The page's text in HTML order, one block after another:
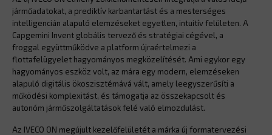
járműadatokat, a prediktív karbantartást és a mesterséges
intelligencián alapuló elemzéseket egyetlen, intuitív felületen. A
Capgemini Invent globális tervező és stratégiai cégével, a
froggal együttműködve a platform újraértelmezi a
flottafelügyelet hagyományos megközelítését. Ami egykor egy
hagyományos eszköz volt, az mára egy modern, elemzéseken
alapuló digitális ökoszisztémává vált, amely leegyszerűsíti a
működési komplexitást, és támogatja az összekapcsolt és
autonóm járműszolgáltatások felé való elmozdulást.
Az IVECO ON megújult kezelőfelületét a márka új formatervezési